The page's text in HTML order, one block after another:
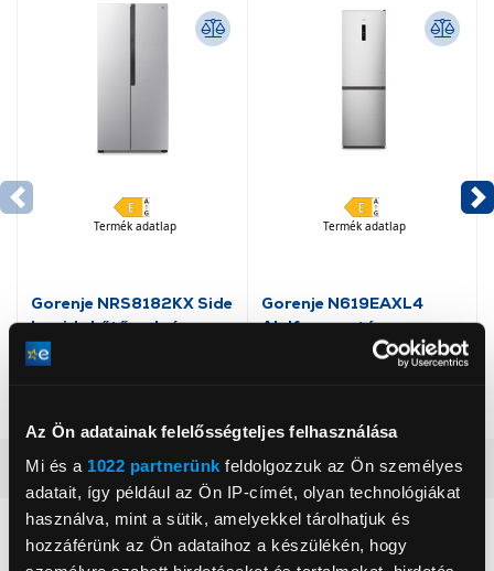
Az Ön adatainak felelősségteljes felhasználása
Mi és a 1022 partnerünk feldolgozzuk az Ön személyes
adatait, így például az Ön IP-címét, olyan technológiákat
használva, mint a sütik, amelyekkel tárolhatjuk és
hozzáférünk az Ön adataihoz a készülékén, hogy
Termék adatlap
Gorenje NRS8182KX Side
by side hűtőszekrény
Termék adatlap
Gorenje N619EAXL4
Alulfagyasztós
kombinált hűtőszekrény
Vásárlói vélemények(3)
5